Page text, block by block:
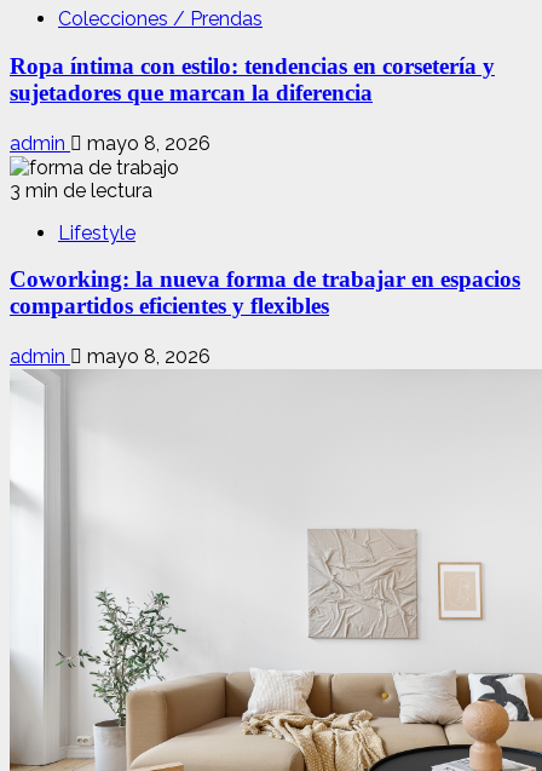
Colecciones / Prendas
Ropa íntima con estilo: tendencias en corsetería y
sujetadores que marcan la diferencia
admin mayo 8, 2026
3 min de lectura
Lifestyle
Coworking: la nueva forma de trabajar en espacios
compartidos eficientes y flexibles
admin mayo 8, 2026